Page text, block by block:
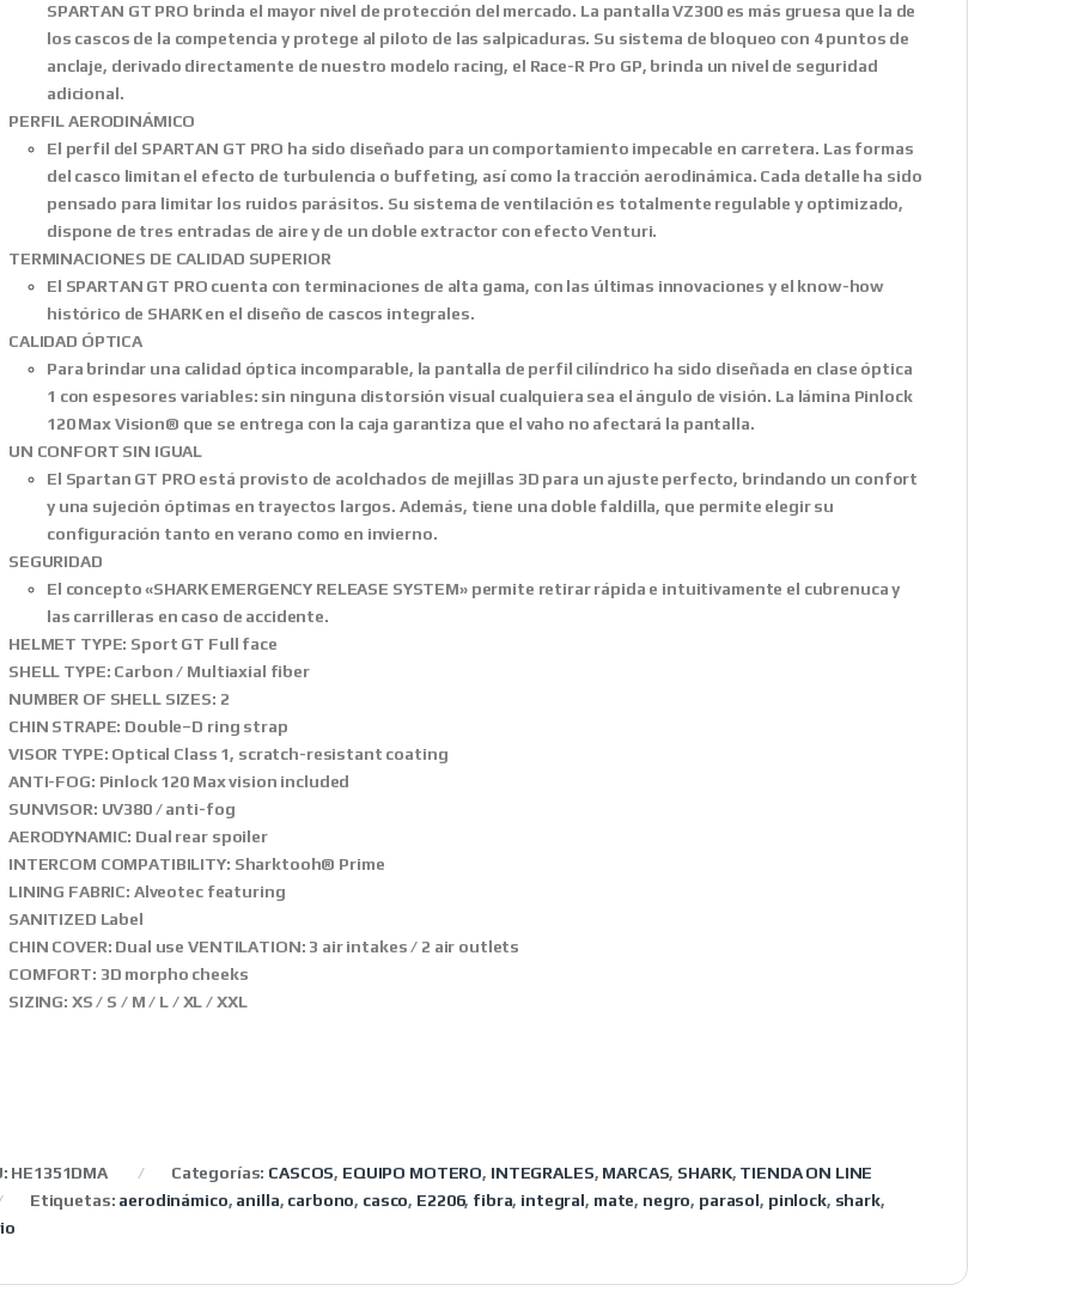
SPARTAN GT PRO brinda el mayor nivel de protección del mercado. La pantalla VZ300 es más gruesa que la de
los cascos de la competencia y protege al piloto de las salpicaduras. Su sistema de bloqueo con 4 puntos de
anclaje, derivado directamente de nuestro modelo racing, el Race-R Pro GP, brinda un nivel de seguridad
adicional.
PERFIL AERODINÁMICO
El perfil del SPARTAN GT PRO ha sido diseñado para un comportamiento impecable en carretera. Las formas
del casco limitan el efecto de turbulencia o buffeting, así como la tracción aerodinámica. Cada detalle ha sido
pensado para limitar los ruidos parásitos. Su sistema de ventilación es totalmente regulable y optimizado,
dispone de tres entradas de aire y de un doble extractor con efecto Venturi.
TERMINACIONES DE CALIDAD SUPERIOR
El SPARTAN GT PRO cuenta con terminaciones de alta gama, con las últimas innovaciones y el know-how
histórico de SHARK en el diseño de cascos integrales.
CALIDAD ÓPTICA
Para brindar una calidad óptica incomparable, la pantalla de perfil cilíndrico ha sido diseñada en clase óptica
1 con espesores variables: sin ninguna distorsión visual cualquiera sea el ángulo de visión. La lámina Pinlock
120 Max Vision® que se entrega con la caja garantiza que el vaho no afectará la pantalla.
UN CONFORT SIN IGUAL
El Spartan GT PRO está provisto de acolchados de mejillas 3D para un ajuste perfecto, brindando un confort
y una sujeción óptimas en trayectos largos. Además, tiene una doble faldilla, que permite elegir su
configuración tanto en verano como en invierno.
SEGURIDAD
El concepto «SHARK EMERGENCY RELEASE SYSTEM» permite retirar rápida e intuitivamente el cubrenuca y
las carrilleras en caso de accidente.
HELMET TYPE: Sport GT Full face
SHELL TYPE: Carbon / Multiaxial fiber
NUMBER OF SHELL SIZES: 2
CHIN STRAPE: Double–D ring strap
VISOR TYPE: Optical Class 1, scratch-resistant coating
ANTI-FOG: Pinlock 120 Max vision included
SUNVISOR: UV380 / anti-fog
AERODYNAMIC: Dual rear spoiler
INTERCOM COMPATIBILITY: Sharktooh® Prime
LINING FABRIC: Alveotec featuring
SANITIZED Label
CHIN COVER: Dual use VENTILATION: 3 air intakes / 2 air outlets
COMFORT: 3D morpho cheeks
SIZING: XS / S / M / L / XL / XXL
HE1351DMA Categorías: CASCOS, EQUIPO MOTERO, INTEGRALES, MARCAS, SHARK, TIENDA ON LINE
Etiquetas: aerodinámico, anilla, carbono, casco, E2206, fibra, integral, mate, negro, parasol, pinlock, shark,